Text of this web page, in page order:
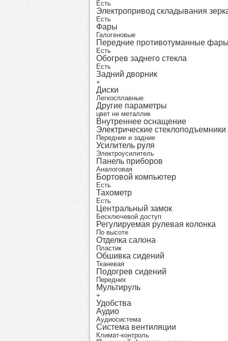
Есть
Электропривод складывания
Есть
Фары
Галогеновые
Передние противотуманные
Есть
Обогрев заднего стекла
Есть
Задний дворник
+
Диски
Легкосплавные
Другие параметры
цвет не металлик
Внутреннее оснащение
Электрические стеклоподъемники
Передние и задние
Усилитель руля
Электроусилитель
Панель приборов
Аналоговая
Бортовой компьютер
Есть
Тахометр
Есть
Центральный замок
Бесключевой доступ
Регулируемая рулевая колонка
По высоте
Отделка салона
Пластик
Обшивка сидений
Тканевая
Подогрев сидений
Передних
Мультируль
+
Удобства
Аудио
Аудиосистема
Система вентиляции
Климат-контроль